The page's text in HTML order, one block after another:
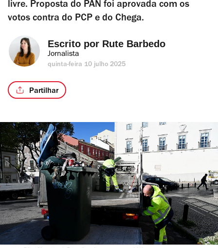
livre. Proposta do PAN foi aprovada com os
votos contra do PCP e do Chega.
Escrito por Rute Barbedo
Jornalista
quinta-feira 10 julho 2025
Partilhar